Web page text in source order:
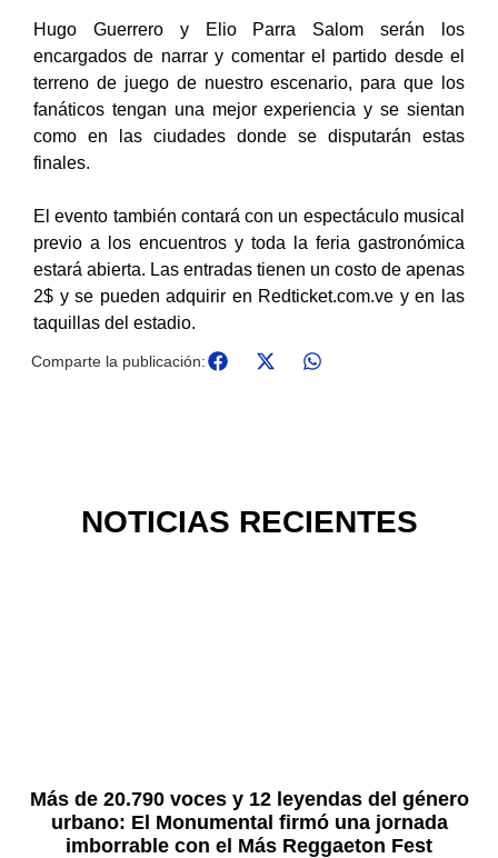
Hugo Guerrero y Elio Parra Salom serán los
encargados de narrar y comentar el partido desde el
terreno de juego de nuestro escenario, para que los
fanáticos tengan una mejor experiencia y se sientan
como en las ciudades donde se disputarán estas
finales.
El evento también contará con un espectáculo musical
previo a los encuentros y toda la feria gastronómica
estará abierta. Las entradas tienen un costo de apenas
2$ y se pueden adquirir en Redticket.com.ve y en las
taquillas del estadio.
Comparte la publicación:
NOTICIAS RECIENTES
Más de 20.790 voces y 12 leyendas del género
urbano: El Monumental firmó una jornada
imborrable con el Más Reggaeton Fest